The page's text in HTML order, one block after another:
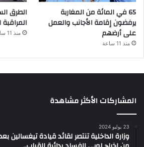
65 في المائة من المغاربة
يرفضون إقامة الأجانب والعمل
على أرضهم
منذ 11 ساعة
الطرق
منذ 11 ساعة
المشاركات الأكثر مشاهدة
23 يوليو 2024
وزارة الداخلية تنتصر لقائد قيادة تيغسالين